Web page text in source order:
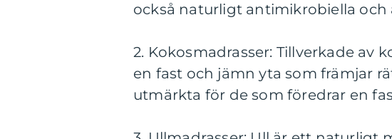
också naturligt antimikrobiella och
2. Kokosmadrasser: Tillverkade av
en fast och jämn yta som främjar
utmärkta för de som föredrar en